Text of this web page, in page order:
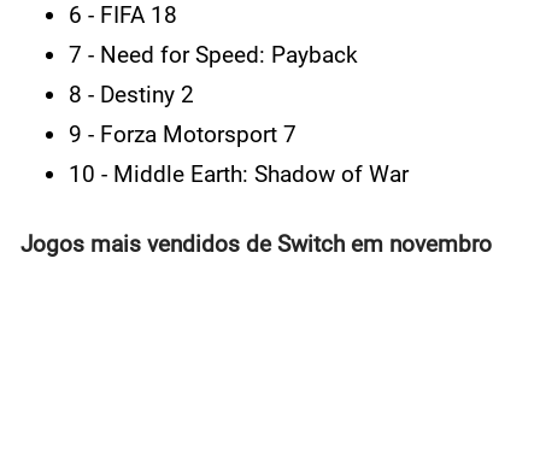
6 - FIFA 18
7 - Need for Speed: Payback
8 - Destiny 2
9 - Forza Motorsport 7
10 - Middle Earth: Shadow of War
Jogos mais vendidos de Switch em novembro